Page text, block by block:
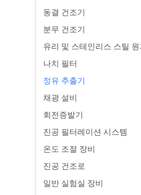
동결 건조기
분무 건조기
유리 및 스테인리스 스틸 원
나치 필터
정유 추출기
채광 설비
회전증발기
진공 필터레이션 시스템
온도 조절 장비
진공 건조로
일반 실험실 장비